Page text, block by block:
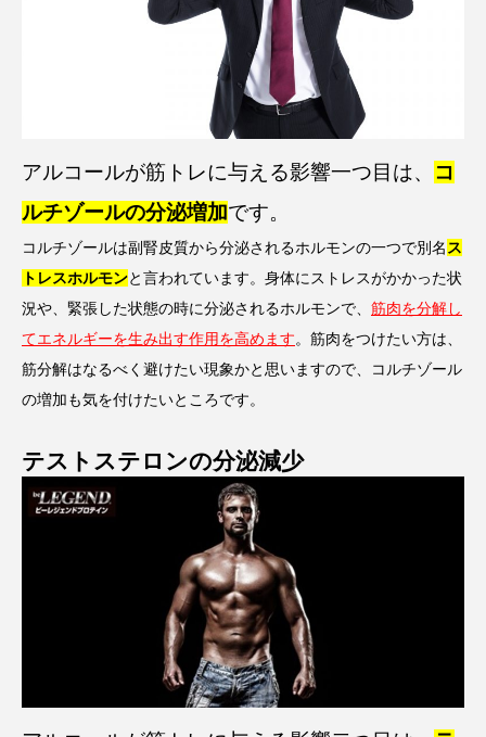
アルコールが筋トレに与える影響一つ目は、 コ
ルチゾールの分泌増加です。
コルチゾールは副腎皮質から分泌されるホルモンの一つで別名ス
トレスホルモンと言われています。身体にストレスがかかった状
況や、緊張した状態の時に分泌されるホルモンで、 筋肉を分解し
てエネルギーを生み出す作用を高めます。筋肉をつけたい方は、
筋分解はなるべく避けたい現象かと思いますので、コルチゾール
の増加も気を付けたいところです。
テストステロンの分泌減少